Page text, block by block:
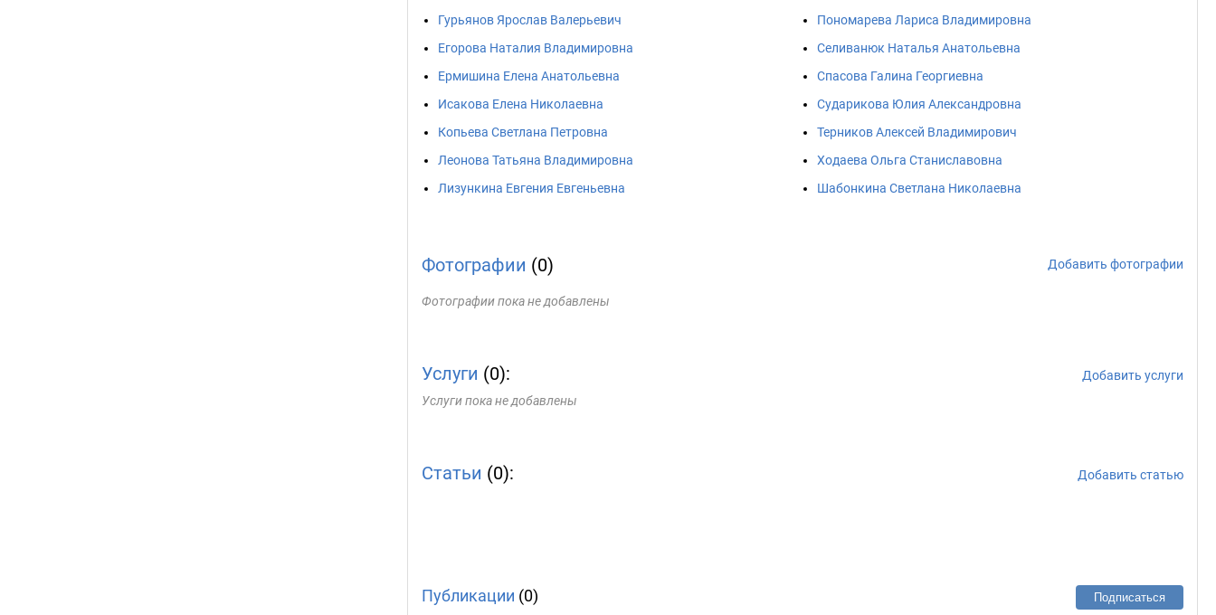
Гурьянов Ярослав Валерьевич
Егорова Наталия Владимировна
Ермишина Елена Анатольевна
Исакова Елена Николаевна
Копьева Светлана Петровна
Леонова Татьяна Владимировна
Лизункина Евгения Евгеньевна
Пономарева Лариса Владимировна
Селиванюк Наталья Анатольевна
Спасова Галина Георгиевна
Сударикова Юлия Александровна
Терников Алексей Владимирович
Ходаева Ольга Станиславовна
Шабонкина Светлана Николаевна
Фотографии (0) Добавить фотографии
Фотографии пока не добавлены
Услуги (0):
Добавить услуги
Услуги пока не добавлены
Статьи (0): Добавить статью
Публикации (0) Подписаться